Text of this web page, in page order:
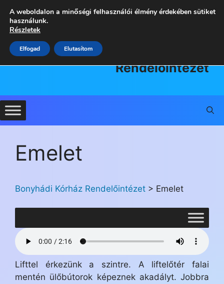
tartalomba
Rendelőintézet
Emelet
Bonyhádi Kórház Rendelőintézet > Emelet
Lifttel érkezünk a szintre. A liftelőtér falai
mentén ülőbútorok képeznek akadályt. Jobbra
A weboldalon a minőségi felhasználói élmény érdekében sütiket
használunk.
Részletek
Elfogad Elutasítom